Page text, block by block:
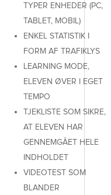
TYPER ENHEDER (PC,
TABLET, MOBIL)
ENKEL STATISTIK I
FORM AF TRAFIKLYS
LEARNING MODE,
ELEVEN ØVER I EGET
TEMPO
TJEKLISTE SOM SIKRE,
AT ELEVEN HAR
GENNEMGÅET HELE
INDHOLDET
VIDEOTEST SOM
BLANDER